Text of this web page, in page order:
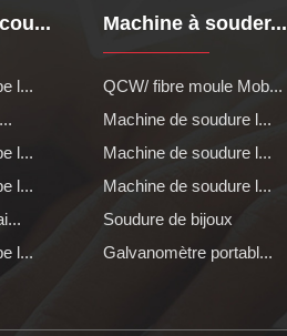
l...
l...
l...
l...
Machine à souder...
QCW/ fibre moule Mob...
Machine de soudure l...
Machine de soudure l...
Machine de soudure l...
Soudure de bijoux
Galvanomètre portabl...